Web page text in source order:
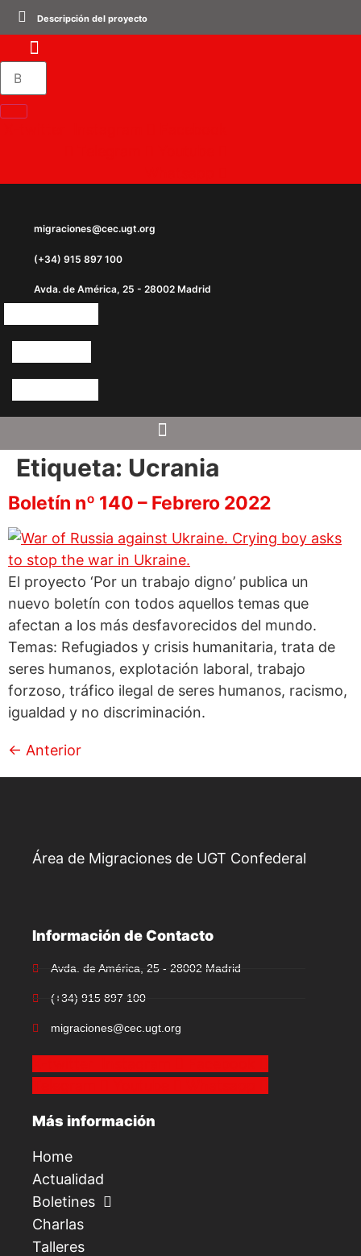
al
contenido
Descripción del proyecto
migraciones@cec.ugt.org
(+34) 915 897 100
Avda. de América, 25 - 28002 Madrid
Etiqueta: Ucrania
Boletín nº 140 – Febrero 2022
El proyecto ‘Por un trabajo digno’ publica un
nuevo boletín con todos aquellos temas que
afectan a los más desfavorecidos del mundo.
Temas: Refugiados y crisis humanitaria, trata de
seres humanos, explotación laboral, trabajo
forzoso, tráfico ilegal de seres humanos, racismo,
igualdad y no discriminación.
← Anterior
Área de Migraciones de UGT Confederal
Información de Contacto
Avda. de América, 25 - 28002 Madrid
(+34) 915 897 100
migraciones@cec.ugt.org
Más información
Home
Actualidad
Boletines
Charlas
Talleres